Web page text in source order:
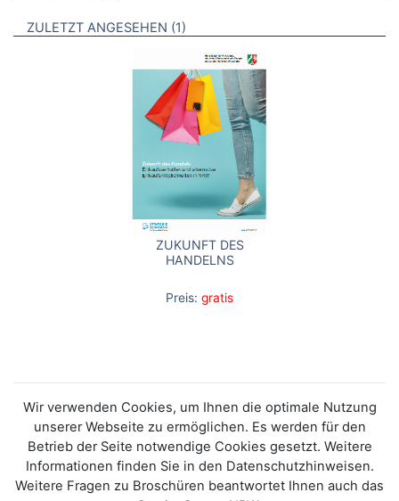
ZULETZT ANGESEHEN 1 BROSCHÜREN
ZUKUNFT DES
HANDELNS
Preis: gratis
Wir verwenden Cookies, um Ihnen die optimale Nutzung
unserer Webseite zu ermöglichen. Es werden für den
Betrieb der Seite notwendige Cookies gesetzt. Weitere
Informationen finden Sie in den Datenschutzhinweisen.
Weitere Fragen zu Broschüren beantwortet Ihnen auch das